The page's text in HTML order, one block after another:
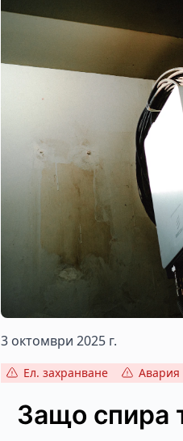
3 октомври 2025 г.
Ел. захранване Авария
Защо спира